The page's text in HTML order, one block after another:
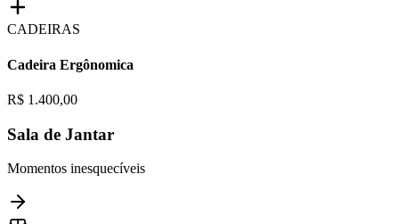
CADEIRAS
Cadeira Ergônomica
R$ 1.400,00
Sala de Jantar
Momentos inesquecíveis